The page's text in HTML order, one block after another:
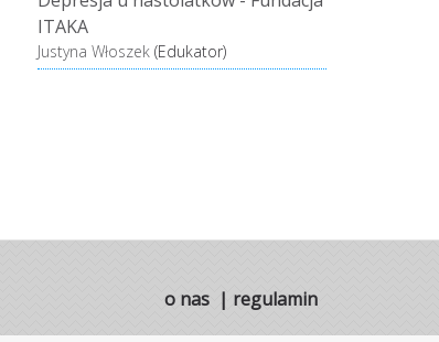
ITAKA
Justyna Włoszek (Edukator)
o nas | regulamin